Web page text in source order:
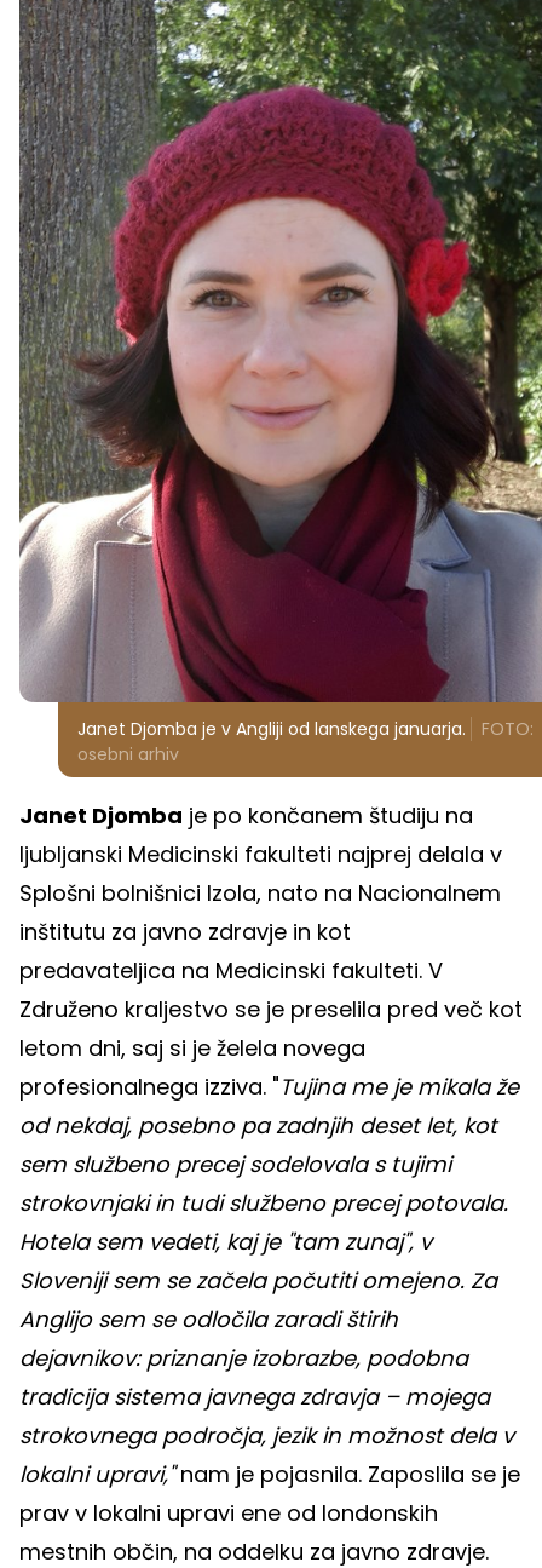
Janet Djomba je v Angliji od lanskega januarja.
FOTO:
osebni arhiv
Janet Djomba je po končanem študiju na
ljubljanski Medicinski fakulteti najprej delala v
Splošni bolnišnici Izola, nato na Nacionalnem
inštitutu za javno zdravje in kot
predavateljica na Medicinski fakulteti. V
Združeno kraljestvo se je preselila pred več kot
letom dni, saj si je želela novega
profesionalnega izziva. "Tujina me je mikala že
od nekdaj, posebno pa zadnjih deset let, kot
sem službeno precej sodelovala s tujimi
strokovnjaki in tudi službeno precej potovala.
Hotela sem vedeti, kaj je "tam zunaj", v
Sloveniji sem se začela počutiti omejeno. Za
Anglijo sem se odločila zaradi štirih
dejavnikov: priznanje izobrazbe, podobna
tradicija sistema javnega zdravja – mojega
strokovnega področja, jezik in možnost dela v
lokalni upravi,"nam je pojasnila. Zaposlila se je
prav v lokalni upravi ene od londonskih
mestnih občin, na oddelku za javno zdravje.